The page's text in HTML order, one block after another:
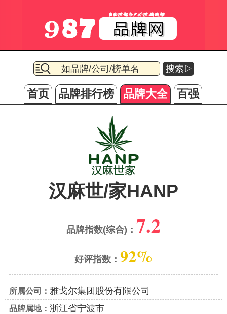
搜索▷
首页 品牌排行榜 品牌大全 百强
汉麻世/家HANP
品牌指数(综合)： 7.2
好评指数： 92%
所属公司： 雅戈尔集团股份有限公司
品牌属地： 浙江省宁波市